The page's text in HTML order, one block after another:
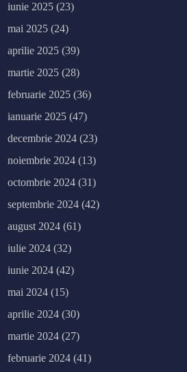
iunie 2025 (23)
mai 2025 (24)
aprilie 2025 (39)
martie 2025 (28)
februarie 2025 (36)
ianuarie 2025 (47)
decembrie 2024 (23)
noiembrie 2024 (13)
octombrie 2024 (31)
septembrie 2024 (42)
august 2024 (61)
iulie 2024 (32)
iunie 2024 (42)
mai 2024 (15)
aprilie 2024 (30)
martie 2024 (27)
februarie 2024 (41)